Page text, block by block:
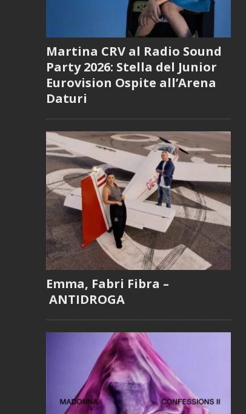
Martina CRV al Radio Sound
Party 2026: Stella del Junior
Eurovision Ospite all’Arena
Daturi
Emma, Fabri Fibra –
ANTIDROGA